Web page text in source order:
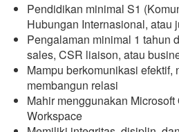
Pendidikan minimal S1
Hubungan Internasional, atau
Pengalaman minimal 1 tahun
sales, CSR liaison, atau
Mampu berkomunikasi efektif,
membangun relasi
Mahir menggunakan Microsoft
Workspace